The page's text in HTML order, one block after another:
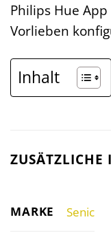
Philips Hue
Vorlieben
Inhalt
ZUSÄTZLICHE
MARKE Senic